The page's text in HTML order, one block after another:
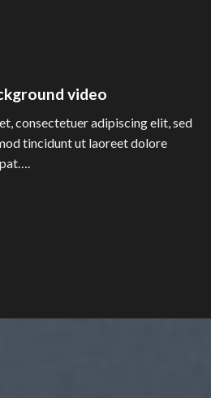
video
consectetuer adipiscing elit, sed
tincidunt ut laoreet dolore